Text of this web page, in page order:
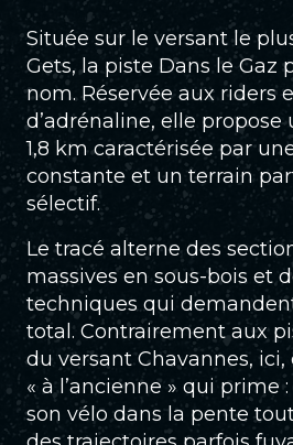
Située sur le versant le
Gets, la piste Dans le Gaz
nom. Réservée aux riders
d’adrénaline, elle propose
1,8 km caractérisée par
constante et un terrain
sélectif.
Le tracé alterne des
massives en sous-bois et
techniques qui
total. Contrairement aux
du versant Chavannes, ici,
« à l’ancienne » qui prime
son vélo dans la pente